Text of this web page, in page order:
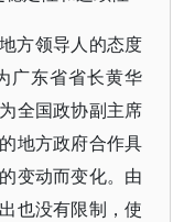
方领导人的态度
广东省省长黄华
全国政协副主席
地方政府合作具
变动而变化。由
也没有限制，使